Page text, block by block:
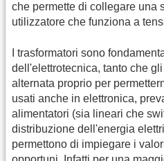
che permette di collegare una
utilizzatore che funziona a
I trasformatori sono
dell'elettrotecnica, tanto che
alternata proprio per
usati anche in elettronica,
alimentatori (sia lineari che
distribuzione dell'energia
permettono di impiegare i